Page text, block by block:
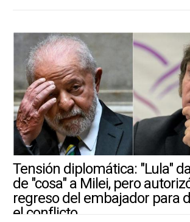
Tensión diplomática: "Lula"
de "cosa" a Milei, pero
regreso del embajador para
el conflicto